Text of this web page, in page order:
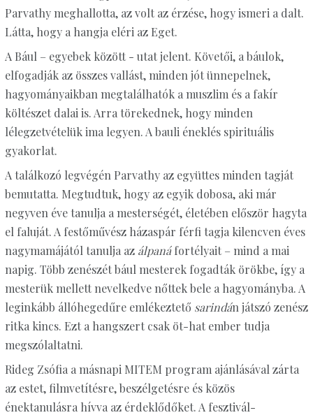
Parvathy meghallotta, az volt az érzése, hogy ismeri a dalt.
Látta, hogy a hangja eléri az Eget.
A Bául – egyebek között - utat jelent. Követői, a báulok,
elfogadják az összes vallást, minden jót ünnepelnek,
hagyományaikban megtalálhatók a muszlim és a fakír
költészet dalai is. Arra törekednek, hogy minden
lélegzetvételük ima legyen. A bauli éneklés spirituális
gyakorlat.
A találkozó legvégén Parvathy az együttes minden tagját
bemutatta. Megtudtuk, hogy az egyik dobosa, aki már
negyven éve tanulja a mesterségét, életében először hagyta
el faluját. A festőművész házaspár férfi tagja kilencven éves
nagymamájától tanulja az álpanáfortélyait – mind a mai
napig. Több zenészét bául mesterek fogadták örökbe, így a
mesterük mellett nevelkedve nőttek bele a hagyományba. A
leginkább állóhegedűre emlékeztető sarindán játszó zenész
ritka kincs. Ezt a hangszert csak öt-hat ember tudja
megszólaltatni.
Rideg Zsófia a másnapi MITEM program ajánlásával zárta
az estet, filmvetítésre, beszélgetésre és közös
énektanulásra hívva az érdeklődőket. A fesztivál-